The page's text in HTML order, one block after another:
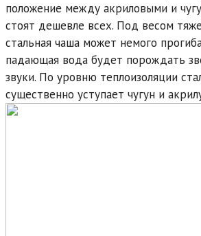
положение между акриловыми и
стоят дешевле всех. Под весом
стальная чаша может немого
падающая вода будет порождать
звуки. По уровню теплоизоляции
существенно уступает чугун и